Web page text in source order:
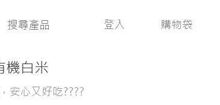
登入 購物袋
機白米
安心又好吃????